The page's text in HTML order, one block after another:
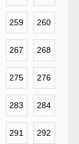
259 260
267 268
275 276
283 284
291 292